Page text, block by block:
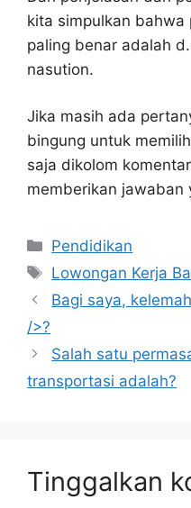
kita simpulkan bahwa
paling benar adalah
nasution.
Jika masih ada
bingung untuk
saja dikolom
memberikan jawaban
Kategori
Pendidikan
Tag
Lowongan Kerja
Bagi saya,
/>?
Salah satu
transportasi adalah?
Tinggalkan